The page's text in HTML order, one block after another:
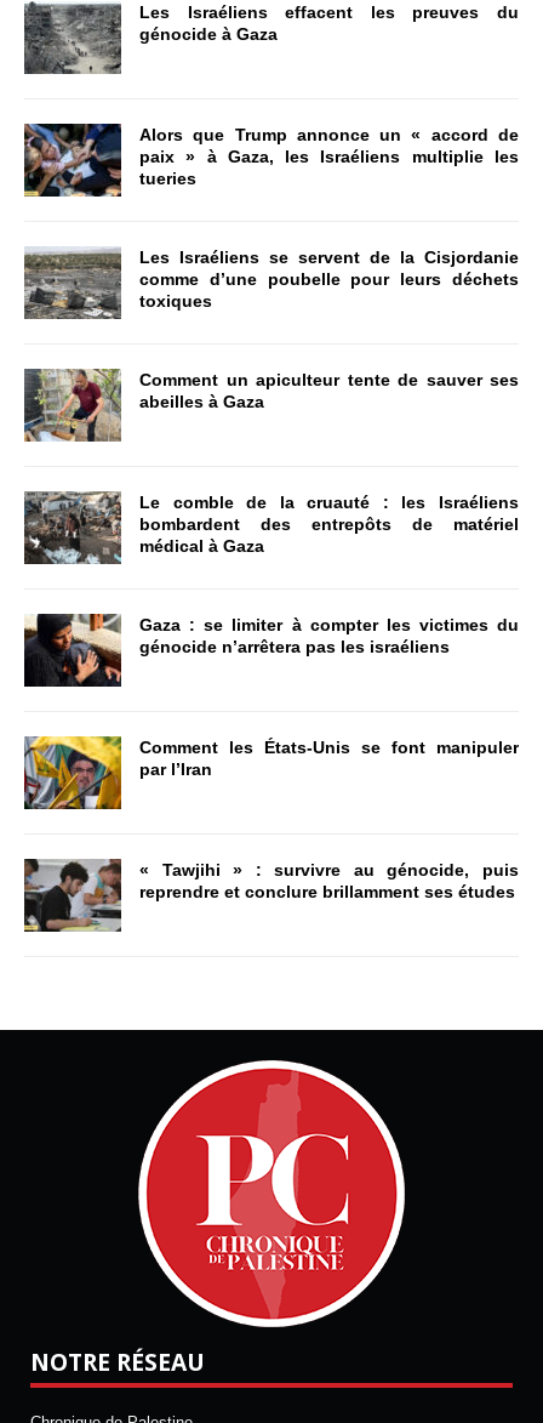
Les Israéliens effacent les preuves du
génocide à Gaza
Alors que Trump annonce un « accord de
paix » à Gaza, les Israéliens multiplie les
tueries
Les Israéliens se servent de la Cisjordanie
comme d’une poubelle pour leurs déchets
toxiques
Comment un apiculteur tente de sauver ses
abeilles à Gaza
Le comble de la cruauté : les Israéliens
bombardent des entrepôts de matériel
médical à Gaza
Gaza : se limiter à compter les victimes du
génocide n’arrêtera pas les israéliens
Comment les États-Unis se font manipuler
par l’Iran
« Tawjihi » : survivre au génocide, puis
reprendre et conclure brillamment ses études
NOTRE RÉSEAU